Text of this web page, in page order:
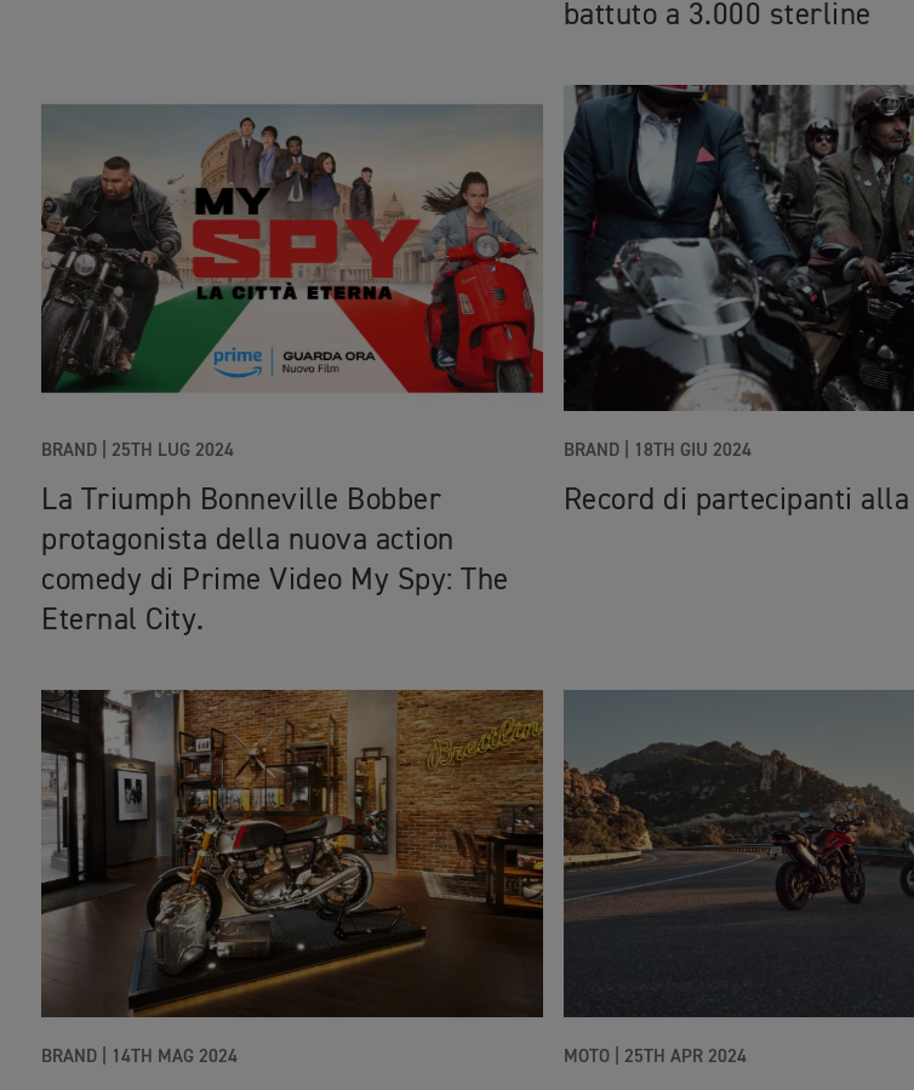
battuto a 3.000 sterline
BRAND 25TH LUG 2024
La Triumph Bonneville Bobber
protagonista della nuova action
comedy di Prime Video My Spy: The
Eternal City.
BRAND| 18TH GIU 2024
Record di partecipanti alla
BRAND 14TH MAG 2024 MOTO| 25TH APR 2024